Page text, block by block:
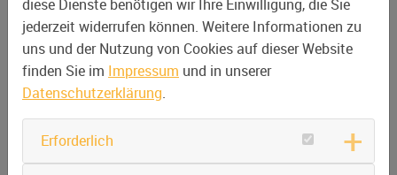
diese Dienste benötigen wir Ihre Einwilligung, die Sie
jederzeit widerrufen können. Weitere Informationen zu
uns und der Nutzung von Cookies auf dieser Website
finden Sie im Impressum und in unserer
Datenschutzerklärung.
Erforderlich